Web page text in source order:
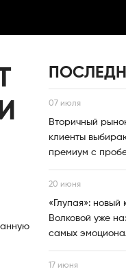
07 июля
Вторичный
клиенты
премиум с
20 июня
«Глупая»: новый
Волковой уже
самых
17 июня